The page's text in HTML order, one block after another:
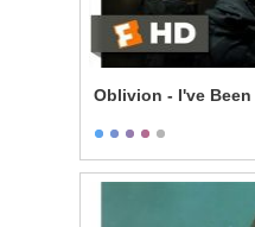
Oblivion - I've Been